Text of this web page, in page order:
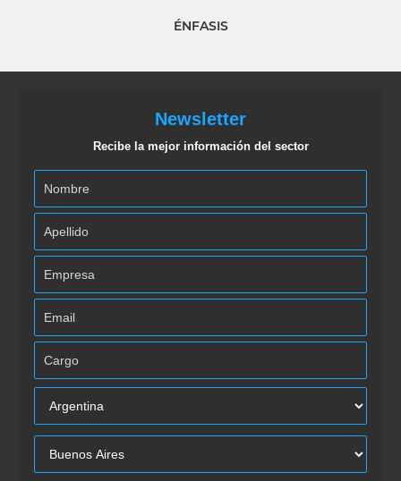
ÉNFASIS
Newsletter
Recibe la mejor información del sector